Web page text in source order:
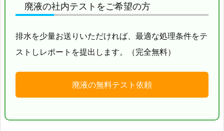
廃液の社内テストをご希望の方
排水を少量お送りいただければ、最適な処理条件をテ
ストしレポートを提出します。（完全無料）
廃液の無料テスト依頼